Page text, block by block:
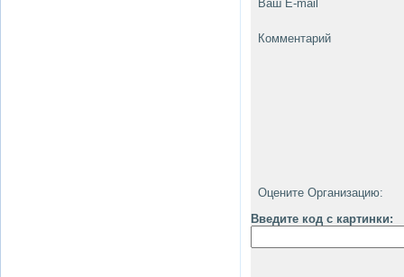
Ваш E-mail
Комментарий
Оцените Организацию:
Введите код с картинки: